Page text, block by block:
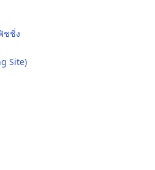
ชชิ่ง
Site)